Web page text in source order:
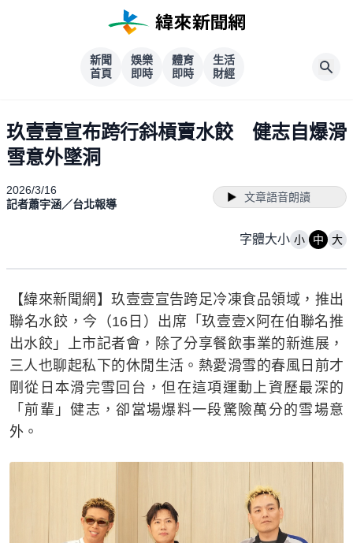
新聞
首頁
娛樂
即時
體育
即時
生活
財經
玖壹壹宣布跨行斜槓賣水餃 健志自爆滑
雪意外墜洞
2026/3/16
記者蕭宇涵／台北報導
文章語音朗讀
字體大小 小 中 大
【緯來新聞網】玖壹壹宣告跨足冷凍食品領域，推出
聯名水餃，今（16日）出席「玖壹壹X阿在伯聯名推
出水餃」上市記者會，除了分享餐飲事業的新進展，
三人也聊起私下的休閒生活。熱愛滑雪的春風日前才
剛從日本滑完雪回台，但在這項運動上資歷最深的
「前輩」健志，卻當場爆料一段驚險萬分的雪場意
外。